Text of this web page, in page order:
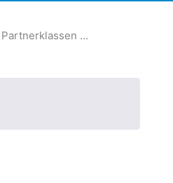
der
Kunstwettbewerb der Partnerklassen "Wir bleiben daheim!"